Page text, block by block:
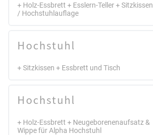
+ Holz-Essbrett + Esslern-Teller + Sitzkissen
/ Hochstuhlauflage
Hochstuhl
+ Sitzkissen + Essbrett und Tisch
Hochstuhl
+ Holz-Essbrett + Neugeborenenaufsatz &
Wippe für Alpha Hochstuhl